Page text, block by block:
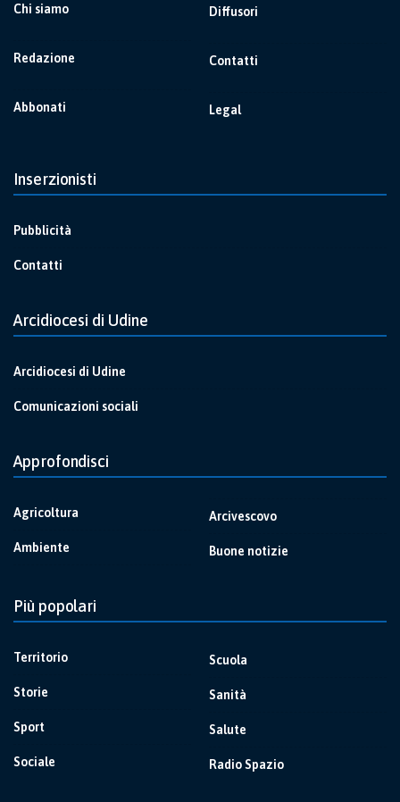
Chi siamo
Redazione
Abbonati
Diffusori
Contatti
Legal
Inserzionisti
Pubblicità
Contatti
Arcidiocesi di Udine
Arcidiocesi di Udine
Comunicazioni sociali
Approfondisci
Agricoltura
Ambiente
Arcivescovo
Buone notizie
Più popolari
Territorio
Storie
Sport
Sociale
Scuola
Sanità
Salute
Radio Spazio